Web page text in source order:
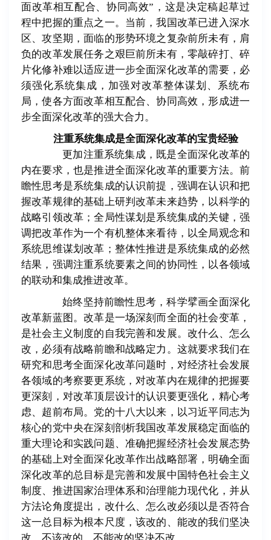
面改革相互配合、协同高效” ，这是决定稿起草过
程中把握的重点之一。当前，我国改革已进入深水
区、攻坚期，面临的形势环境之复杂前所未有，肩
负的改革发展任务之艰巨前所未有，零敲碎打、碎
片化修补难以适应进一步全面深化改革的需要，必
须强化系统集成，加强对改革整体谋划、系统布
局，使各方面改革相互配合、协同高效，形成进一
步全面深化改革的强大合力。
注重系统集成是全面深化改革的宝贵经验
更加注重系统集成，既是全面深化改革的
内在要求，也是推进全面深化改革的重要方法。前
瞻性思考是系统集成的认识前提，强调在认识和把
握改革规律的基础上研判改革未来趋势，以科学的
战略引领改革；全局性谋划是系统集成的关键，强
调把改革作为一个有机整体来看待，以全局观念和
系统思维谋划改革；整体性推进是系统集成的必然
结果，强调注重系统要素之间的协同性，以各领域
的联动和集成推进改革。
始终坚持前瞻性思考，科学擘画全面深化
改革新蓝图。改革是一场深刻而全面的社会变革，
是社会主义制度的自我完善和发展。改什么、怎么
改，必须有战略前瞻和战略定力。这就要求我们在
研究和思考全面深化改革问题时，对经济社会发展
各领域的考察要更系统，对改革内在规律的把握要
更深刻，对改革顶层设计的认识要更强化，精心考
虑、超前布局。党的十八大以来，以习近平同志为
核心的党中央在深刻剖析我国改革发展稳定面临的
重大理论和实践问题、准确把握经济社会发展态势
的基础上对全面深化改革作出战略部署，明确全面
深化改革的总目标是完善和发展中国特色社会主义
制度、推进国家治理体系和治理能力现代化，并从
方法论角度提出，改什么、怎么改必须以是否符合
这一总目标为根本尺度，该改的、能改的我们坚决
改，不该改的、不能改的坚决不改。